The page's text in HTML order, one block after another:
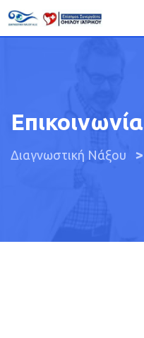
Επικοινωνία
Διαγνωστική Νάξου >